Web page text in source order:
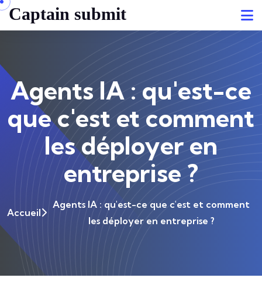
Captain submit
Agents IA : qu'est-ce
que c'est et comment
les déployer en
entreprise ?
Accueil
Agents IA : qu'est-ce que c'est et comment
les déployer en entreprise ?